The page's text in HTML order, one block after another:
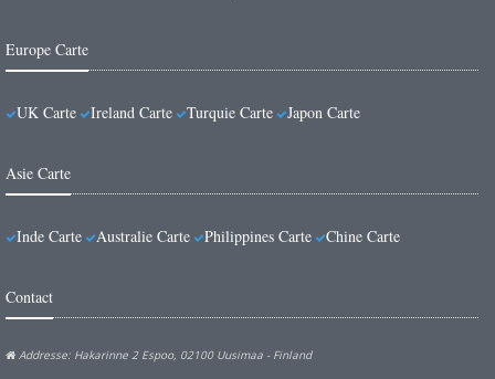
Europe Carte
UK Carte Ireland Carte Turquie Carte Japon Carte
Asie Carte
Inde Carte Australie Carte Philippines Carte Chine Carte
Contact
Addresse: Hakarinne 2 Espoo, 02100 Uusimaa - Finland